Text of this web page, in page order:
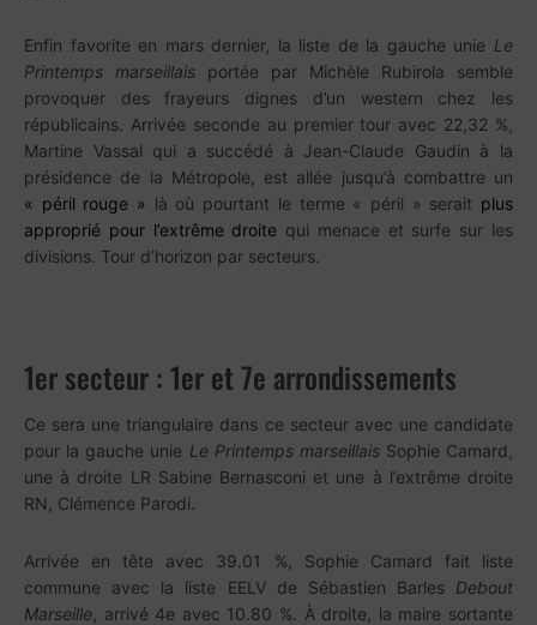
Enfin favorite en mars dernier, la liste de la gauche unie Le
Printemps marseillais portée par Michèle Rubirola semble
provoquer des frayeurs dignes d’un western chez les
républicains. Arrivée seconde au premier tour avec 22,32 %,
Martine Vassal qui a succédé à Jean-Claude Gaudin à la
présidence de la Métropole, est allée jusqu’à combattre un
« péril rouge » là où pourtant le terme « péril » serait plus
approprié pour l’extrême droite qui menace et surfe sur les
divisions. Tour d’horizon par secteurs.
1er secteur : 1er et 7e arrondissements
Ce sera une triangulaire dans ce secteur avec une candidate
pour la gauche unie Le Printemps marseillais Sophie Camard,
une à droite LR Sabine Bernasconi et une à l’extrême droite
RN, Clémence Parodi.
Arrivée en tête avec 39.01 %, Sophie Camard fait liste
commune avec la liste EELV de Sébastien Barles Debout
Marseille , arrivé 4e avec 10.80 %. À droite, la maire sortante